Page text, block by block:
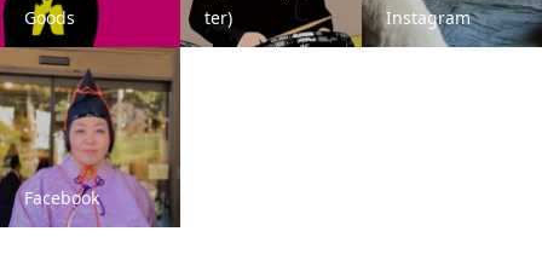
Goods
ter)
Instagram
Facebook